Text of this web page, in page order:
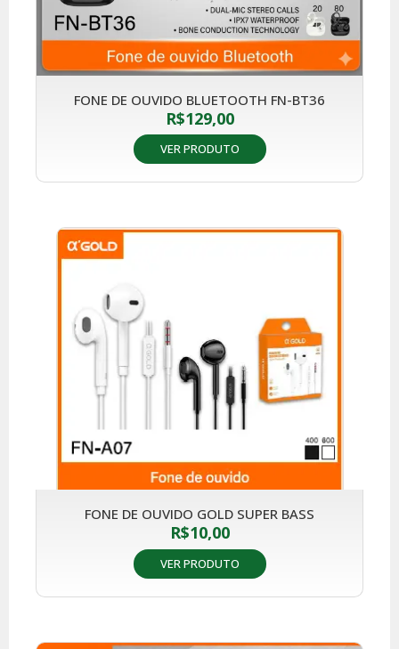
FONE DE OUVIDO BLUETOOTH FN-BT36
R$129,00
VER PRODUTO
FONE DE OUVIDO GOLD SUPER BASS
R$10,00
VER PRODUTO